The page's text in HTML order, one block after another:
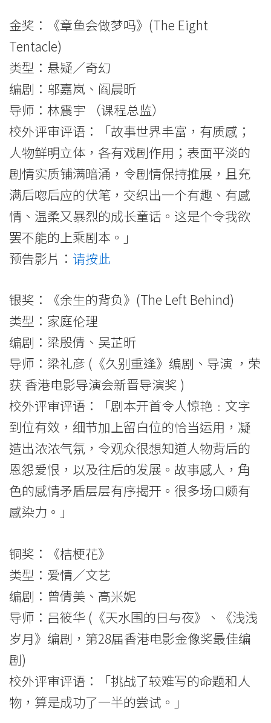
金奖：《章鱼会做梦吗》(The Eight
Tentacle)
类型：悬疑／奇幻
编剧：邬嘉岚、阎晨昕
导师：林震宇 （课程总监）
校外评审评语：「故事世界丰富，有质感；
人物鲜明立体，各有戏剧作用；表面平淡的
剧情实质铺满暗涌，令剧情保持推展，且充
满后唿后应的伏笔，交织出一个有趣、有感
情、温柔又暴烈的成长童话。这是个令我欲
罢不能的上乘剧本。」
预告影片： 请按此
银奖：《余生的背负》(The Left Behind)
类型：家庭伦理
编剧：梁殷倩、吴芷昕
导师：梁礼彦 (《久别重逢》编剧、导演 ，荣
获 香港电影导演会新晋导演奖 )
校外评审评语：「剧本开首令人惊艳﹕文字
到位有效，细节加上留白位的恰当运用，凝
造出浓浓气氛，令观众很想知道人物背后的
恩怨爱恨，以及往后的发展。故事感人，角
色的感情矛盾层层有序揭开。很多场口颇有
感染力。」
铜奖：《桔梗花》
类型：爱情／文艺
编剧：曾倩美、高米妮
导师：吕筱华 (《天水围的日与夜》、《浅浅
岁月》编剧，第28届香港电影金像奖最佳编
剧)
校外评审评语：「挑战了较难写的命题和人
物，算是成功了一半的尝试。」